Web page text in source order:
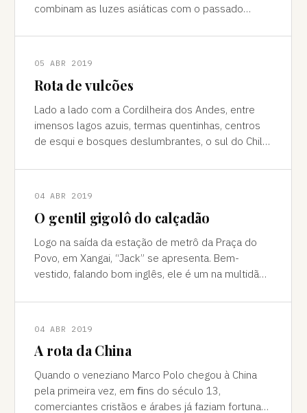
combinam as luzes asiáticas com o passado
05 ABR 2019
Rota de vulcões
Lado a lado com a Cordilheira dos Andes, entre
imensos lagos azuis, termas quentinhas, centros
de esqui e bosques deslumbrantes, o sul do Chile
04 ABR 2019
O gentil gigolô do calçadão
Logo na saída da estação de metrô da Praça do
Povo, em Xangai, “Jack” se apresenta. Bem-
vestido, falando bom inglês, ele é um na multidão
04 ABR 2019
A rota da China
Quando o veneziano Marco Polo chegou à China
pela primeira vez, em ﬁns do século 13,
comerciantes cristãos e árabes já faziam fortuna